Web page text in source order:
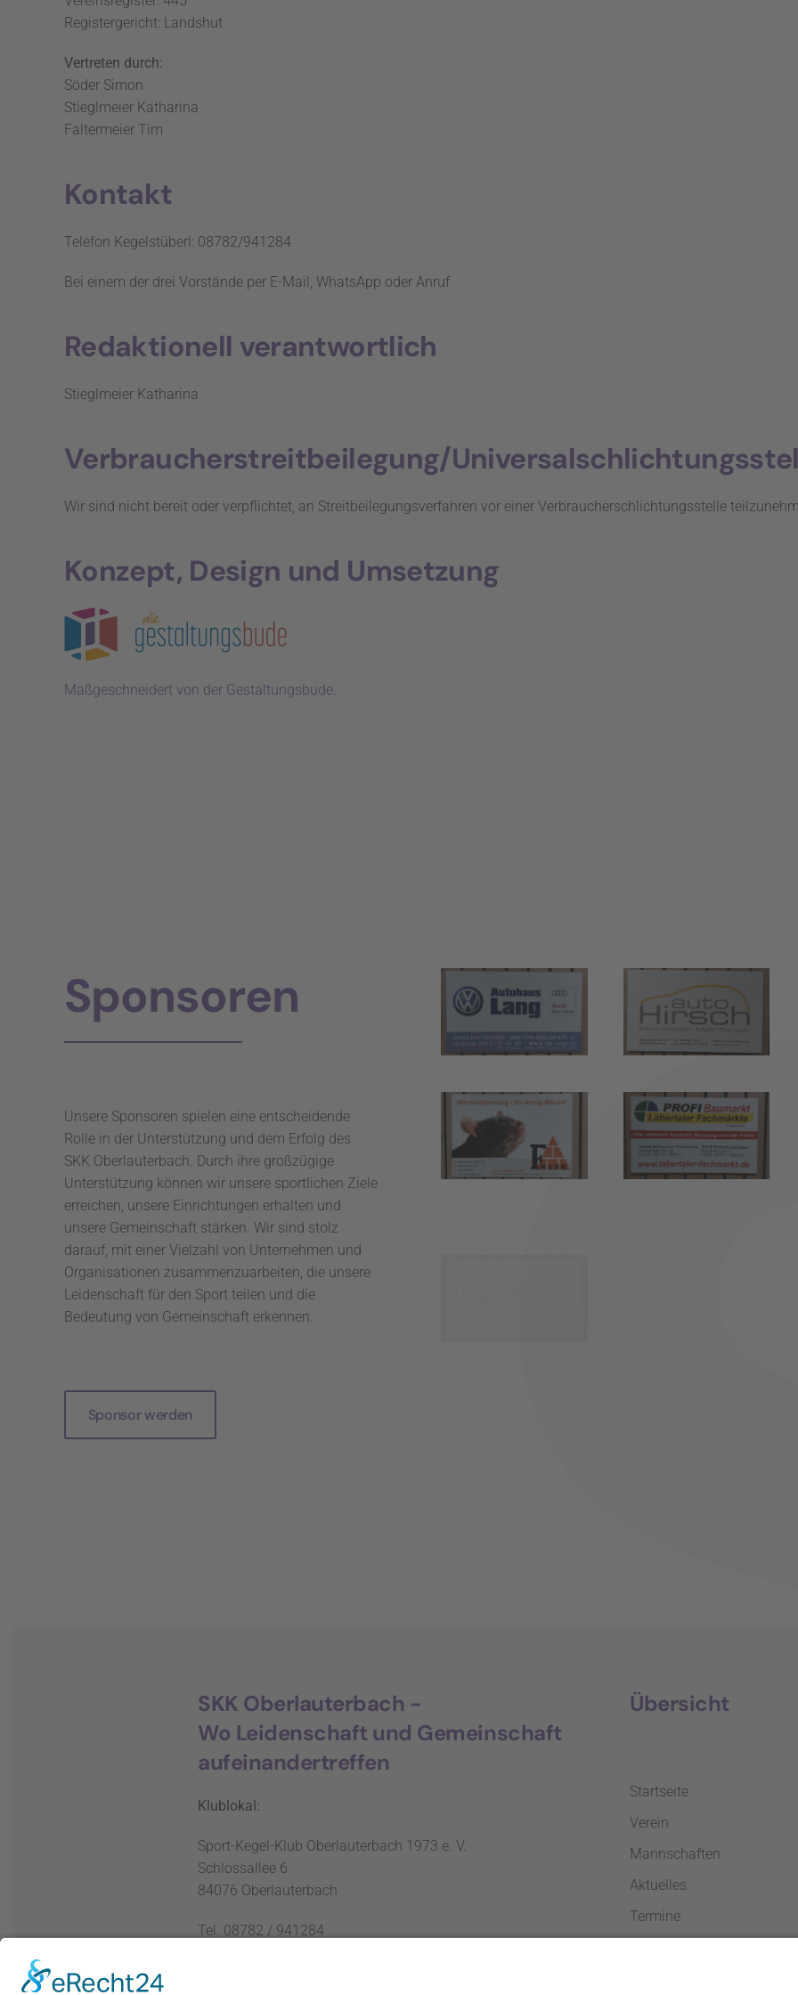
Registergericht: Landshut
Vertreten durch:
Söder Simon
Stieglmeier Katharina
Faltermeier Tim
Kontakt
Telefon Kegelstüberl: 08782/941284
Bei einem der drei Vorstände per E-Mail, WhatsApp oder Anruf
Redaktionell verantwortlich
Stieglmeier Katharina
Verbraucher­streit­beilegung/
Wir sind nicht bereit oder verpflichtet, an Streitbeilegungsverfahren vor einer Verbraucherschlichtungsstelle
Konzept, Design und Umsetzung
Maßgeschneidert von der Gestaltungsbude.
Sponsoren
Unsere Sponsoren spielen eine entscheidende
Rolle in der Unterstützung und dem Erfolg des
SKK Oberlauterbach. Durch ihre großzügige
Unterstützung können wir unsere sportlichen Ziele
erreichen, unsere Einrichtungen erhalten und
unsere Gemeinschaft stärken. Wir sind stolz
darauf, mit einer Vielzahl von Unternehmen und
Organisationen zusammenzuarbeiten, die unsere
Leidenschaft für den Sport teilen und die
Bedeutung von Gemeinschaft erkennen.
Sponsor werden
SKK Oberlauterbach -
Wo Leidenschaft und Gemeinschaft
aufeinandertreffen
Klublokal:
Sport-Kegel-Klub Oberlauterbach 1973 e. V.
Schlossallee 6
84076 Oberlauterbach
Tel. 08782 / 941284
Übersicht
Startseite
Verein
Mannschaften
Aktuelles
Termine